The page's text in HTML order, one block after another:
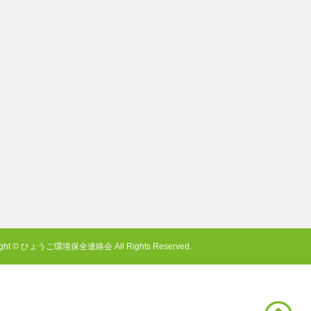
© ひょうご環境保全連絡会 All Rights Reserved.